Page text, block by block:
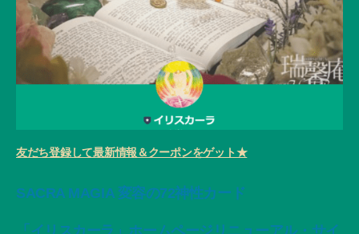
友だち登録して最新情報＆クーポンをゲット★
SACRA MAGIA 変容の72神性カード